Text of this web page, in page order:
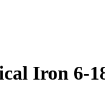
Iron 6-